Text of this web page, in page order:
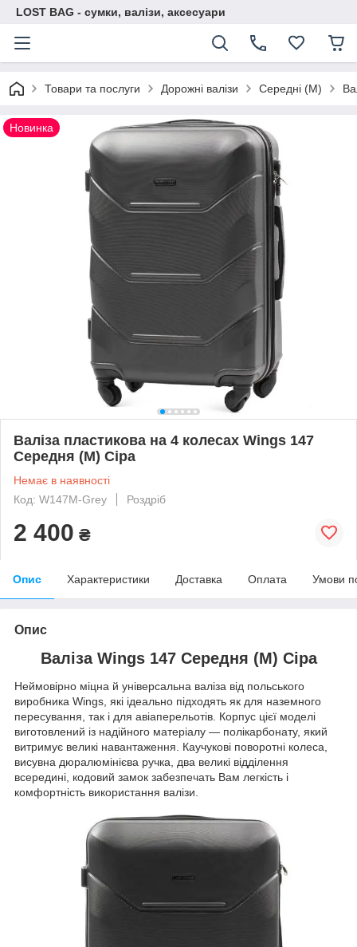
LOST BAG - сумки, валізи, аксесуари
Товари та послуги Дорожні валізи Середні (M)
Новинка
Валіза пластикова на 4 колесах Wings 147
Середня (M) Сіра
Немає в наявності
Код: W147M-Grey
Роздріб
2 400 ₴
Опис Характеристики Доставка Оплата Умови
Опис
Валіза Wings 147 Середня (M) Сіра
Неймовірно міцна й універсальна валіза від польського
виробника Wings, які ідеально підходять як для наземного
пересування, так і для авіаперельотів. Корпус цієї моделі
виготовлений із надійного матеріалу — полікарбонату, який
витримує великі навантаження. Каучукові поворотні колеса,
висувна дюралюмінієва ручка, два великі відділення
всередині, кодовий замок забезпечать Вам легкість і
комфортність використання валізи.